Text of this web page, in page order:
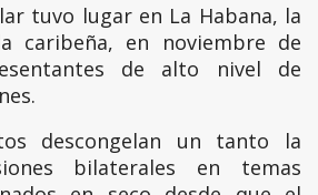
tuvo lugar en La Habana, la
caribeña, en noviembre de
de alto nivel de
descongelan un tanto la
bilaterales en temas